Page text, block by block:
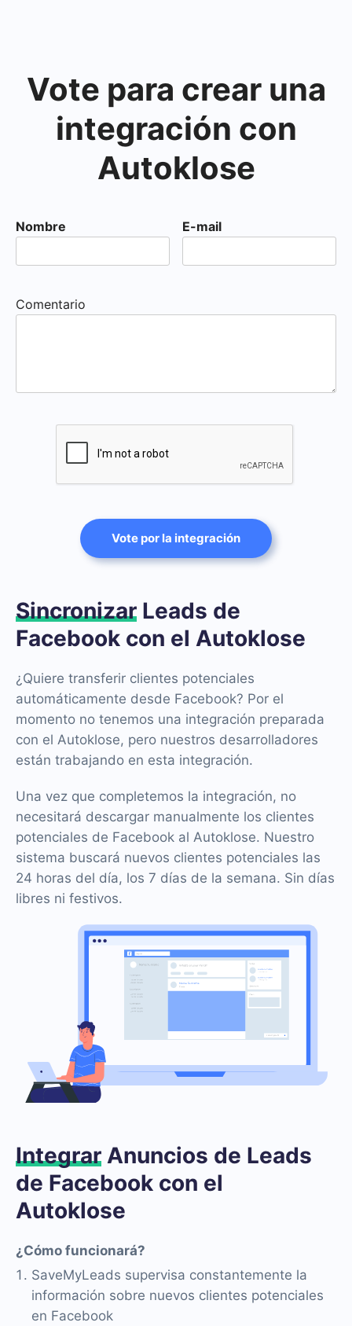
Vote para crear una
integración con
Autoklose
Nombre E-mail
Comentario
Vote por la integración
Sincronizar Leads de
Facebook con el Autoklose
¿Quiere transferir clientes potenciales
automáticamente desde Facebook? Por el
momento no tenemos una integración preparada
con el Autoklose, pero nuestros desarrolladores
están trabajando en esta integración.
Una vez que completemos la integración, no
necesitará descargar manualmente los clientes
potenciales de Facebook al Autoklose. Nuestro
sistema buscará nuevos clientes potenciales las
24 horas del día, los 7 días de la semana. Sin días
libres ni festivos.
Integrar Anuncios de Leads
de Facebook con el
Autoklose
¿Cómo funcionará?
SaveMyLeads supervisa constantemente la
información sobre nuevos clientes potenciales
en Facebook